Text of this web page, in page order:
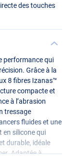
des touches
performance qui
Grâce à la
8 fibres Izanas™
compacte et
à l’abrasion
tressage
fluides et une
en silicone qui
durable, idéale
Adaptée à